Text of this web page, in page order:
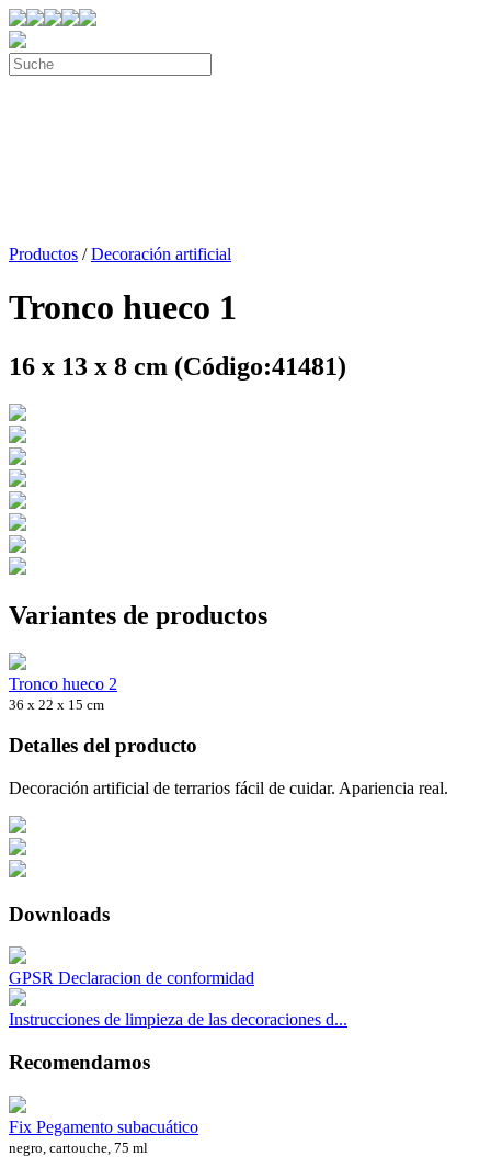
Productos /Decoración artificial
Tronco hueco 1
16 x 13 x 8 cm (Código:41481)
Variantes de productos
Tronco hueco 2
36 x 22 x 15 cm
Detalles del producto
Decoración artificial de terrarios fácil de cuidar. Apariencia real.
Downloads
GPSR Declaracion de conformidad
Instrucciones de limpieza de las decoraciones d...
Recomendamos
Fix Pegamento subacuático
negro, cartouche, 75 ml